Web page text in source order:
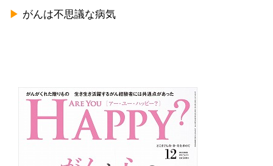
▶ がんは不思議な病気